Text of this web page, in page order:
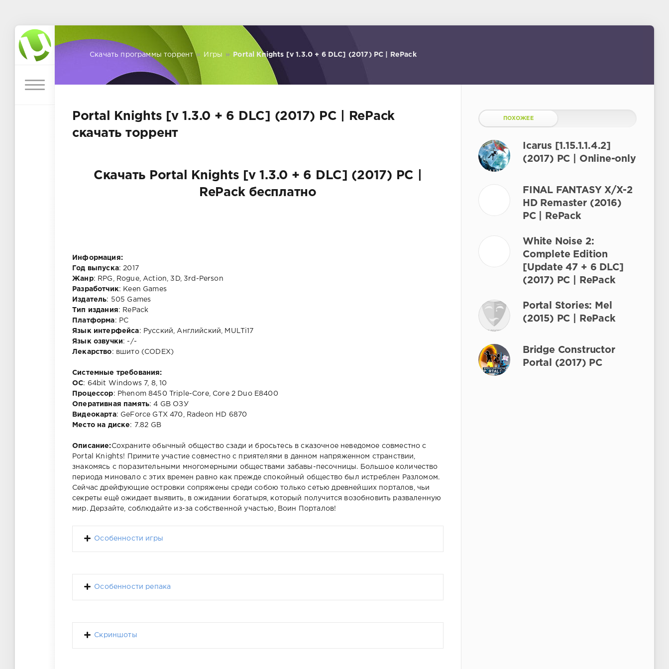
Скачать программы торрент » Игры » Portal Knights [v 1.3.0 + 6 DLC] (2017) PC | RePack
Portal Knights [v 1.3.0 + 6 DLC] (2017) PC | RePack
скачать торрент
Скачать Portal Knights [v 1.3.0 + 6 DLC] (2017) PC |
RePack бесплатно
Информация:
Год выпуска: 2017
Жанр: RPG, Rogue, Action, 3D, 3rd-Person
Разработчик: Keen Games
Издатель: 505 Games
Тип издания: RePack
Платформа: PC
Язык интерфейса: Русский, Английский, MULTi17
Язык озвучки: -/-
Лекарство: вшито (CODEX)
Cистемные требования:
ОС: 64bit Windows 7, 8, 10
Процессор: Phenom 8450 Triple-Core, Core 2 Duo E8400
Оперативная память: 4 GB ОЗУ
Видеокарта: GeForce GTX 470, Radeon HD 6870
Место на диске: 7.82 GB
Описание:Сохраните обычный общество сзади и бросьтесь в сказочное неведомое совместно с
Portal Knights! Примите участие совместно с приятелями в данном напряженном странствии,
знакомясь с поразительными многомерными обществами забавы-песочницы. Большое количество
периода миновало с этих времен равно как прежде спокойный общество был истреблен Разломом.
Сейчас дрейфующие островки сопряжены среди собою только сетью древнейших порталов, чьи
секреты ещё ожидает выявить, в ожидании богатыря, который получится возобновить разваленную
мир. Дерзайте, соблюдайте из-за собственной участью, Воин Порталов!
Особенности игры
Особенности репака
Скриншоты
ПОХОЖЕЕ
Icarus [1.15.1.1.4.2]
(2017) PC | Online-only
FINAL FANTASY X/X-2
HD Remaster (2016)
PC | RePack
White Noise 2:
Complete Edition
[Update 47 + 6 DLC]
(2017) PC | RePack
Portal Stories: Mel
(2015) PC | RePack
Bridge Constructor
Portal (2017) PC